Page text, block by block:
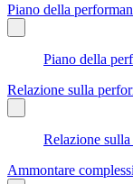
Piano della
Piano della
Relazione sulla
Relazione
Ammontare